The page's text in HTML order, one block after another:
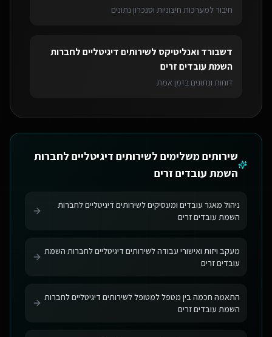
חיבור למערכות חיצוניות וסנכרון נתונים
דשבורד ואנליטיקס לשירותים דיגיטליים לחברות
השמת עובדים זרים
דוחות ונתונים בזמן אמת
שירותים משלימים לשירותים דיגיטליים לחברות
השמת עובדים זרים
ניהול מאגר עובדים ומעסיקים לשירותים דיגיטליים לחברות
השמת עובדים זרים
מעקב ויזות ואישורי עבודה לשירותים דיגיטליים לחברות השמת
עובדים זרים
התאמה חכמה בין מטפל למטופל לשירותים דיגיטליים לחברות
השמת עובדים זרים